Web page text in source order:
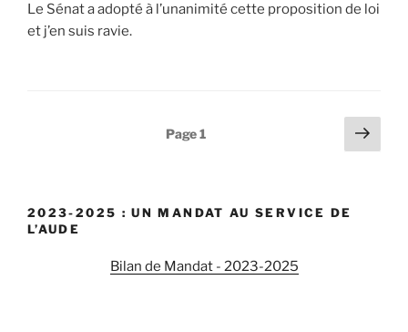
Le Sénat a adopté à l’unanimité cette proposition de loi
et j’en suis ravie.
Page1
Page
2023-2025 : UN MANDAT AU SERVICE DE
L’AUDE
Bilan de Mandat - 2023-2025